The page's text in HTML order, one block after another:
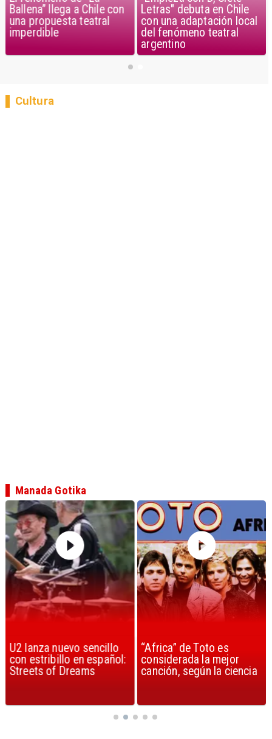
Ballena” llega a Chile con
una propuesta teatral
imperdible
Letras" debuta en Chile
con una adaptación local
del fenómeno teatral
argentino
Cultura
U2 lanza nuevo sencillo
con estribillo en español:
Streets of Dreams
“Africa” de Toto es
considerada la mejor
canción, según la ciencia
Manada Gotika